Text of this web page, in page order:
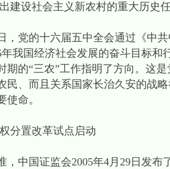
设社会主义新农村的重大历史
党的十六届五中全会通过《中
我国经济社会发展的奋斗目标
期的“三农”工作指明了方向。这
民、而且关系国家长治久安的战
命。
置改革试点启动
国证监会2005年4月29日发布